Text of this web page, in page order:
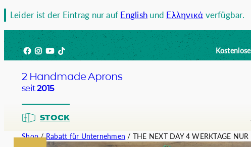
Zum
springen
Leider ist der Eintrag nur auf English und Ελληνικά verfügbar.
Facebook
Instagram
YouTube
TikTok
2 Handmade Aprons
seit2015
STOCK
Shop/Rabatt für Unternehmen / THE NEXT DAY 4 WERKTAGE